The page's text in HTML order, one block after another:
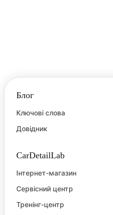
Блог
Ключові слова
Довідник
CarDetailLab
Інтернет-магазин
Сервісний центр
Тренінг-центр